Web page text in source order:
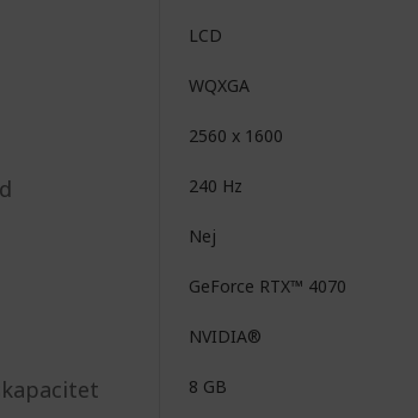
LCD
WQXGA
2560 x 1600
240 Hz
Nej
GeForce RTX™ 4070
NVIDIA®
8 GB